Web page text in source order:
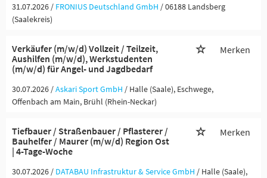
31.07.2026 / FRONIUS Deutschland GmbH / 06188 Landsberg
(Saalekreis)
Verkäufer (m/w/d) Vollzeit / Teilzeit,
Aushilfen (m/w/d), Werkstudenten
(m/w/d) für Angel- und Jagdbedarf
Merken
30.07.2026 /Askari Sport GmbH / Halle (Saale), Eschwege,
Offenbach am Main, Brühl (Rhein-Neckar)
Tiefbauer / Straßenbauer / Pflasterer /
Bauhelfer / Maurer (m/w/d) Region Ost
| 4-Tage-Woche
Merken
30.07.2026 / DATABAU Infrastruktur & Service GmbH / Halle (Saale),